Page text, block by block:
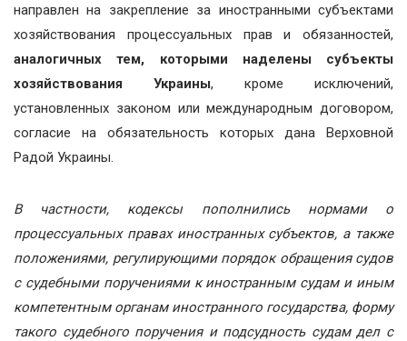
направлен на закрепление за иностранными субъектами
хозяйствования процессуальных прав и обязанностей,
аналогичных тем, которыми наделены субъекты
хозяйствования Украины, кроме исключений,
установленных законом или международным договором,
согласие на обязательность которых дана Верховной
Радой Украины.
В частности, кодексы пополнились нормами о
процессуальных правах иностранных субъектов, а также
положениями, регулирующими порядок обращения судов
с судебными поручениями к иностранным судам и иным
компетентным органам иностранного государства, форму
такого судебного поручения и подсудность судам дел с